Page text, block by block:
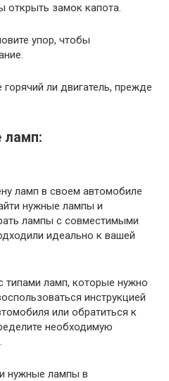
открыть замок капота.
упор, чтобы
ли двигатель, прежде
ламп:
ламп в своем автомобиле
нужные лампы и
лампы с совместимыми
идеально к вашей
типами ламп, которые нужно
инструкцией
или обратиться к
необходимую
нужные лампы в